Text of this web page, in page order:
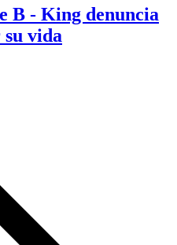
B - King denuncia
su vida